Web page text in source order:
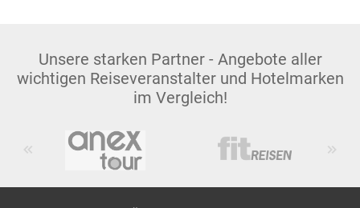
Unsere starken Partner - Angebote aller
wichtigen Reiseveranstalter und Hotelmarken
im Vergleich!